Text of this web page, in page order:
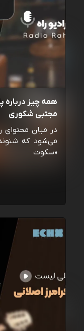
مجتبی شکوری
در میان محتوای
می‌شود که
«سکوت